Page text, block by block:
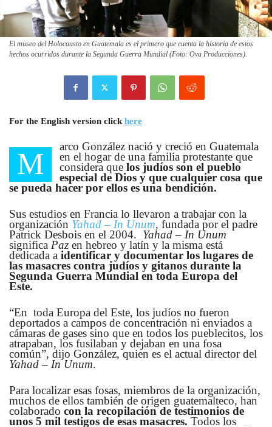
El museo del Holocausto en Guatemala es el primero que cuenta la historia de estos
hechos ocurridos durante la Segunda Guerra Mundial (Foto: Ova Producciones).
For the English version click here
M
arco González nació y creció en Guatemala
en el hogar de una familia protestante que
considera que los judíos son el pueblo
especial de Dios y que cualquier cosa que
se pueda hacer por ellos es una bendición.
Sus estudios en Francia lo llevaron a trabajar con la
organización Yahad – In Unum, fundada por el padre
Patrick Desbois en el 2004. Yahad – In Unum
significa Paz en hebreo y latín y la misma está
dedicada a identificar y documentar los lugares de
las masacres contra judíos y gitanos durante la
Segunda Guerra Mundial en toda Europa del
Este.
“En toda Europa del Este, los judíos no fueron
deportados a campos de concentración ni enviados a
cámaras de gases sino que en todos los pueblecitos, los
atrapaban, los fusilaban y dejaban en una fosa
común”, dijo González, quien es el actual director del
Yahad – In Unum.
Para localizar esas fosas, miembros de la organización,
muchos de ellos también de origen guatemalteco, han
colaborado con la recopilación de testimonios de
unos 5 mil testigos de esas masacres. Todos los